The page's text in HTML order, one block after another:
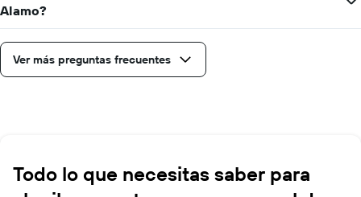
Alamo?
Ver más preguntas frecuentes
Todo lo que necesitas saber para